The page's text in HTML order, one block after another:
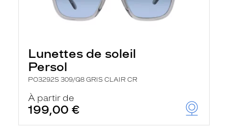
Lunettes de soleil
Persol
PO3292S 309/Q8 GRIS CLAIR CR
À partir de
199,00 €